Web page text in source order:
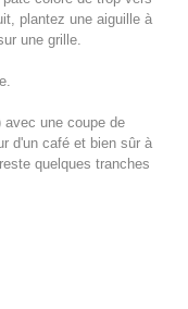
plantez une aiguille à
une grille.
avec une coupe de
d'un café et bien sûr à
quelques tranches